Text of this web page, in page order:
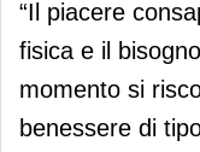
“Il piacere
fisica e il
momento si
benessere di